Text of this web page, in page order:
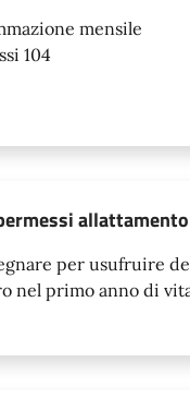
mensile
104
allattamento
per usufruire
nel primo anno di